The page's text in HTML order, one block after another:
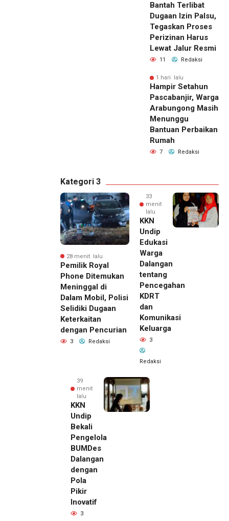
Bantah Terlibat
Dugaan Izin Palsu,
Tegaskan Proses
Perizinan Harus
Lewat Jalur Resmi
11 Redaksi
1 hari lalu
Hampir Setahun
Pascabanjir, Warga
Arabungong Masih
Menunggu
Bantuan Perbaikan
Rumah
7 Redaksi
Kategori 3
28 menit lalu
Pemilik Royal
Phone Ditemukan
Meninggal di
Dalam Mobil, Polisi
Selidiki Dugaan
Keterkaitan
dengan Pencurian
3 Redaksi
33
menit
lalu
KKN
Undip
Edukasi
Warga
Dalangan
tentang
Pencegahan
KDRT
dan
Komunikasi
Keluarga
3
Redaksi
39
menit
lalu
KKN
Undip
Bekali
Pengelola
BUMDes
Dalangan
dengan
Pola
Pikir
Inovatif
3
28 menit
Pemilik